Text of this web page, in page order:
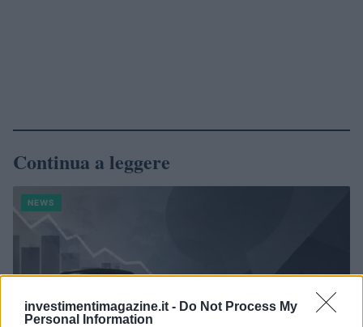
investimentimagazine.it - Do Not Process My
Personal Information
Continua a leggere
NEWS